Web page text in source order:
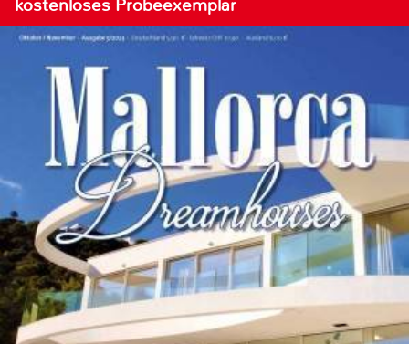
kostenloses Probeexemplar